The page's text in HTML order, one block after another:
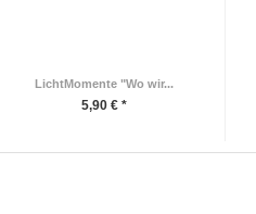
LichtMomente "Wo wir...
5,90 € *